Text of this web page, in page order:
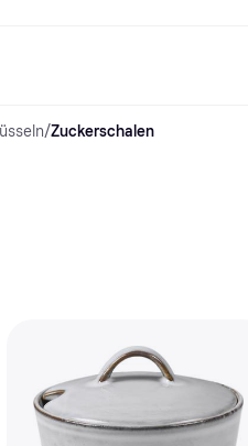
Banking
vergleiche PreiseFoto & Video
/Zuckerschalen